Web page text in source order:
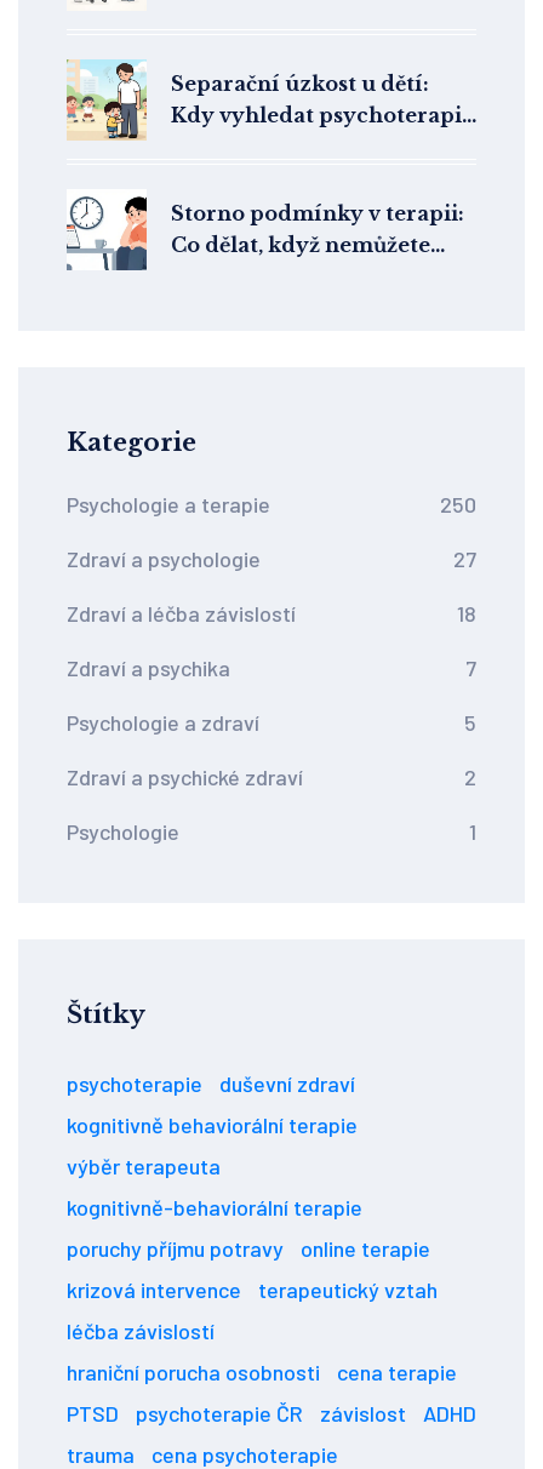
Separační úzkost u dětí:
Kdy vyhledat psychoterapii
Storno podmínky v terapii:
Co dělat, když nemůžete
Kategorie
Psychologie a terapie 250
Zdraví a psychologie 27
Zdraví a léčba závislostí 18
Zdraví a psychika 7
Psychologie a zdraví 5
Zdraví a psychické zdraví 2
Psychologie 1
Štítky
psychoterapie
duševní zdraví
kognitivně behaviorální terapie
výběr terapeuta
kognitivně-behaviorální terapie
poruchy příjmu potravy
online terapie
krizová intervence
terapeutický vztah
léčba závislostí
hraniční porucha osobnosti
cena terapie
PTSD
psychoterapie ČR závislost
ADHD
trauma
cena psychoterapie